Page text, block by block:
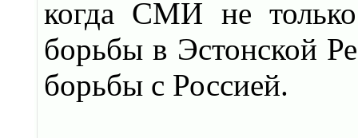
когда СМИ не только
борьбы в Эстонской
борьбы с Россией.